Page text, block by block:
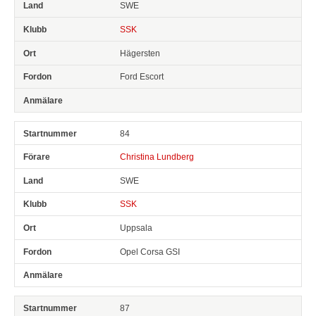
SWE
SSK
Hägersten
Ford Escort
84
Christina Lundberg
SWE
SSK
Uppsala
Opel Corsa GSI
87